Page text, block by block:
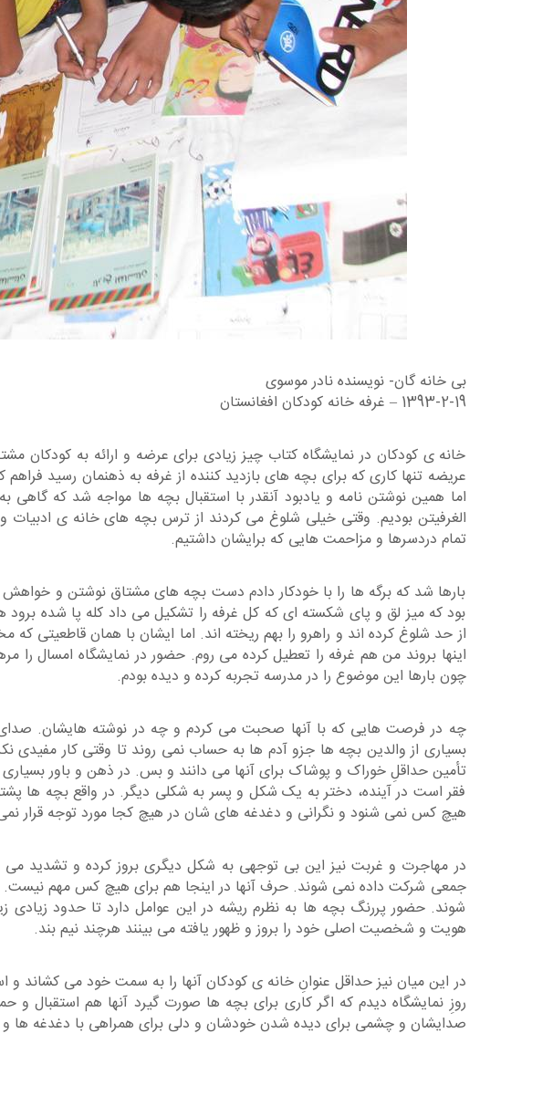
بی خانه گان- نویسنده نادر موسوی
1393-2-19 – غرفه خانه کودکان افغانستان
خانه ی کودکان در نمایشگاه کتاب چیز زیادی برای عرضه و ارائه به
عریضه تنها کاری که برای بچه های بازدید کننده از غرفه به ذهنمان رسید
اما همین نوشتن نامه و یادبود آنقدر با استقبال بچه ها مواجه شد که
الغرفیتن بودیم. وقتی خیلی شلوغ می کردند از ترس بچه های خانه ی
تمام دردسرها و مزاحمت هایی که برایشان داشتیم.
بارها شد که برگه ها را با خودکار دادم دست بچه های مشتاق نوشتن و خواهش
بود که میز لق و پای شکسته ای که کل غرفه را تشکیل می داد کله پا شده برود
از حد شلوغ کرده اند و راهرو را بهم ریخته اند. اما ایشان با همان
اینها بروند من هم غرفه را تعطیل کرده می روم. حضور در نمایشگاه امسال را
چون بارها این موضوع را در مدرسه تجربه کرده و دیده بودم.
چه در فرصت هایی که با آنها صحبت می کردم و چه در نوشته هایشان. صدای
بسیاری از والدین بچه ها جزو آدم ها به حساب نمی روند تا وقتی کار مفیدی
تأمین حداقلِ خوراک و پوشاک برای آنها می دانند و بس. در ذهن و باور بسیاری
فقر است در آینده، دختر به یک شکل و پسر به شکلی دیگر. در واقع بچه ها
هیچ کس نمی شنود و نگرانی و دغدغه های شان در هیچ کجا مورد توجه قرار
در مهاجرت و غربت نیز این بی توجهی به شکل دیگری بروز کرده و تشدید می
جمعی شرکت داده نمی شوند. حرف آنها در اینجا هم برای هیچ کس مهم نیست.
شوند. حضور پررنگ بچه ها به نظرم ریشه در این عوامل دارد تا حدود زیادی
هویت و شخصیت اصلی خود را بروز و ظهور یافته می بینند هرچند نیم بند.
در این میان نیز حداقل عنوانِ خانه ی کودکان آنها را به سمت خود می کشاند
روزِ نمایشگاه دیدم که اگر کاری برای بچه ها صورت گیرد آنها هم
صدایشان و چشمی برای دیده شدن خودشان و دلی برای همراهی با دغدغه ها و